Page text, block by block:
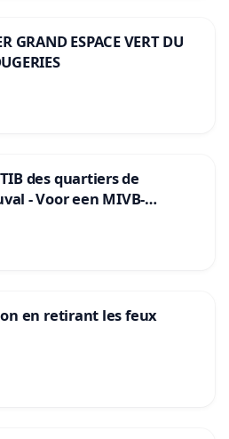
GRAND ESPACE VERT DU
des quartiers de
- Voor een MIVB-
Strombeek en Het
en retirant les feux